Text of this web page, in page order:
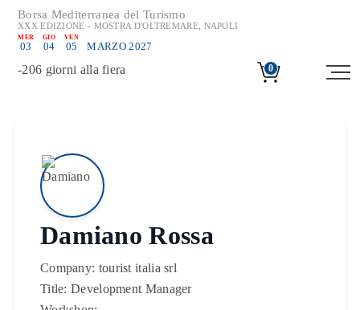
Borsa Mediterranea del Turismo
XXX EDIZIONE - MOSTRA D'OLTREMARE, NAPOLI
MER
03
GIO
04
VEN
05 MARZO 2027
-206 giorni alla fiera 0
Damiano Rossa
Company: tourist italia srl
Title: Development Manager